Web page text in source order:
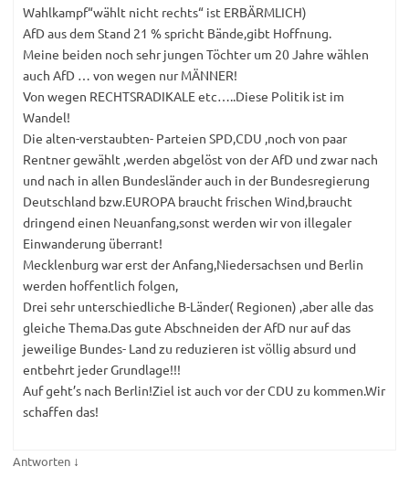
Wahlkampf“wählt nicht rechts“ ist ERBÄRMLICH)
AfD aus dem Stand 21 % spricht Bände,gibt Hoffnung.
Meine beiden noch sehr jungen Töchter um 20 Jahre wählen
auch AfD … von wegen nur MÄNNER!
Von wegen RECHTSRADIKALE etc…..Diese Politik ist im
Wandel!
Die alten-verstaubten- Parteien SPD,CDU ,noch von paar
Rentner gewählt ,werden abgelöst von der AfD und zwar nach
und nach in allen Bundesländer auch in der Bundesregierung
Deutschland bzw.EUROPA braucht frischen Wind,braucht
dringend einen Neuanfang,sonst werden wir von illegaler
Einwanderung überrant!
Mecklenburg war erst der Anfang,Niedersachsen und Berlin
werden hoffentlich folgen,
Drei sehr unterschiedliche B-Länder( Regionen) ,aber alle das
gleiche Thema.Das gute Abschneiden der AfD nur auf das
jeweilige Bundes- Land zu reduzieren ist völlig absurd und
entbehrt jeder Grundlage!!!
Auf geht’s nach Berlin!Ziel ist auch vor der CDU zu kommen.Wir
schaffen das!
Antworten ↓